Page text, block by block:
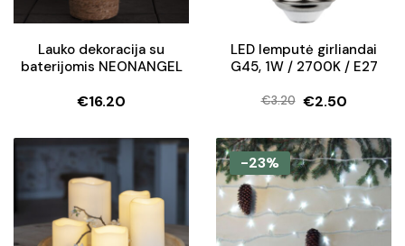
Lauko dekoracija su
baterijomis NEONANGEL
€16.20
LED lemputė girliandai
G45, 1W / 2700K / E27
€3.20
Original
price
was:
€3.20.
€2.50
Current
price
is:
€2.50.
-23%